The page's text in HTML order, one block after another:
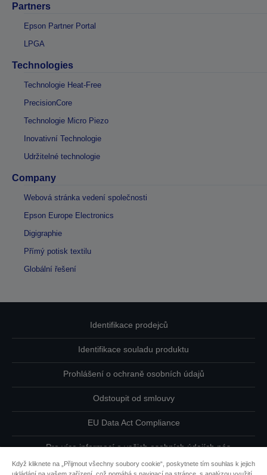
Partners
Epson Partner Portal
LPGA
Technologies
Technologie Heat-Free
PrecisionCore
Technologie Micro Piezo
Inovativní Technologie
Udržitelné technologie
Company
Webová stránka vedení společnosti
Epson Europe Electronics
Digigraphie
Přímý potisk textilu
Globální řešení
Identifikace prodejců
Identifikace souladu produktu
Prohlášení o ochraně osobních údajů
Odstoupit od smlouvy
EU Data Act Compliance
Pro více informací o vašich osobních údajích nás
Když kliknete na „Přijmout všechny soubory cookie“, poskytnete tím souhlas k jejich